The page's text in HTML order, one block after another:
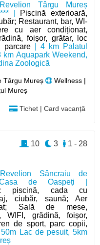
Târgu Mureș
| Piscină exterioară,
Restaurant, bar, WI-
cu aer condiționat,
foișor, grătar, loc
parcare | 4 km Palatul
km Aquapark Weekend,
Zoologică
Târgu Mureș
Wellness |
Mureș
Tichet | Card vacanță
Sâncraiu de
de Oaspeți |
piscină, cada cu
ciubăr, saună; Aer
Sală de mese,
WIFI, grădină, foișor,
de sport, parc copii,
50m Lac de pesuit, 5km
1 - 28
3
10